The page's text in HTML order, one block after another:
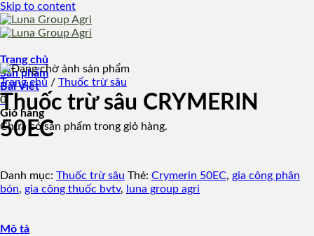
Skip to content
Trang chủ
Sản phẩm
Bài Viết
0
Giỏ hàng
Chưa có sản phẩm trong giỏ hàng.
Trang chủ / Thuốc trừ sâu
Thuốc trừ sâu CRYMERIN
50EC
Danh mục: Thuốc trừ sâu Thẻ: Crymerin 50EC, gia công phân
bón, gia công thuốc bvtv, luna group agri
Mô tả